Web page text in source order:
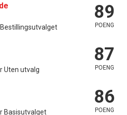
89
POENG
Uten utvalg
87
POENG
Basisutvalget
86
POENG